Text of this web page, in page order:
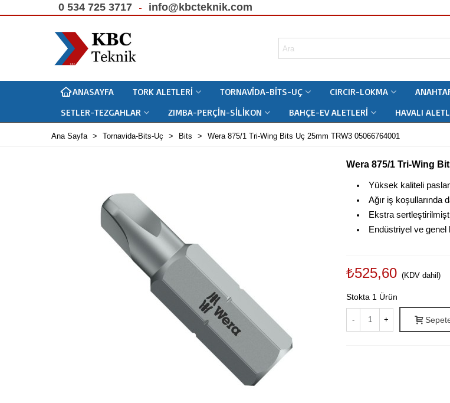
0 534 725 3717 info@kbcteknik.com
ANASAYFA TORK ALETLERI TORNAVIDA-BITS-UÇ CIRCIR-LOKMA
SETLER-TEZGAHLAR
ZIMBA-PERÇIN-SILIKON BAHÇE-EV ALETLERI HAVALI
Ana Sayfa > Tornavida-Bits-Uç > Bits > Wera 875/1 Tri-Wing Bits Uç 25mm TRW3 05066764001
Wera 875/1 Tri-Wing
Yüksek kaliteli
Ağır iş koşullarında
Ekstra
Endüstriyel ve genel
₺525,60 (KDV dahil)
Stokta 1 Ürün
- +